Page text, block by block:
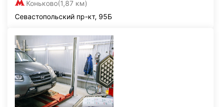
Коньково(1,87 км)
Севастопольский пр-кт, 95Б